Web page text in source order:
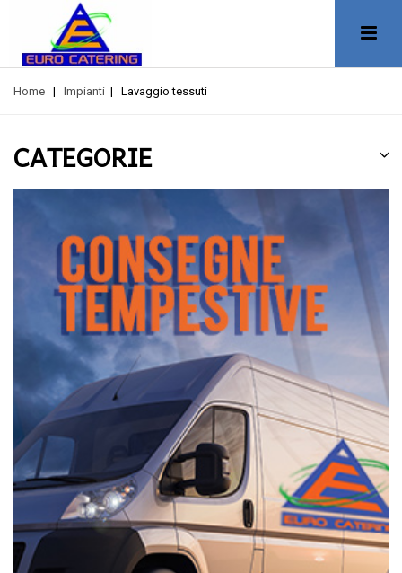
Home | Impianti | Lavaggio tessuti
CATEGORIE